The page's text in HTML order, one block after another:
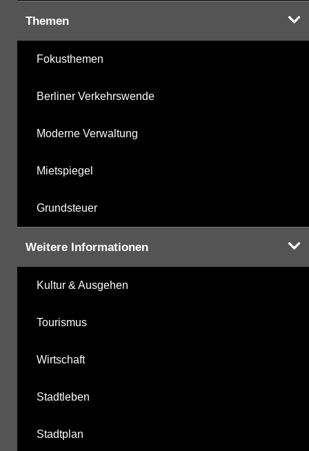
Themen
Fokusthemen
Berliner Verkehrswende
Moderne Verwaltung
Mietspiegel
Grundsteuer
Weitere Informationen
Kultur & Ausgehen
Tourismus
Wirtschaft
Stadtleben
Stadtplan